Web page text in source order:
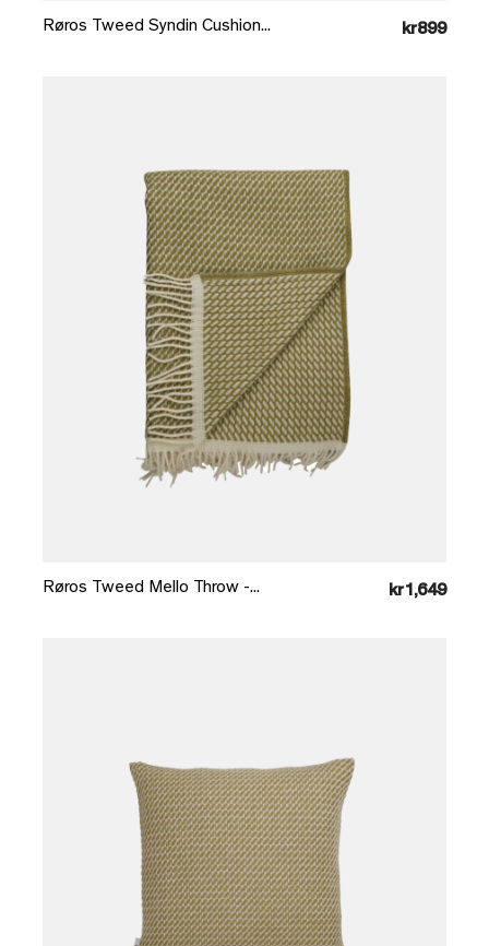
Røros Tweed Syndin Cushion... kr899
Røros Tweed Mello Throw -... kr1,649